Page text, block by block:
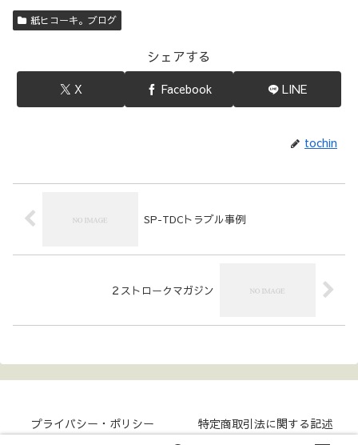
紙ヒコーキ。ブログ
シェアする
X Facebook LINE
tochin
SP-TDCトラブル事例
２ストロークマガジン
プライバシー・ポリシー
特定商取引法に関する記述